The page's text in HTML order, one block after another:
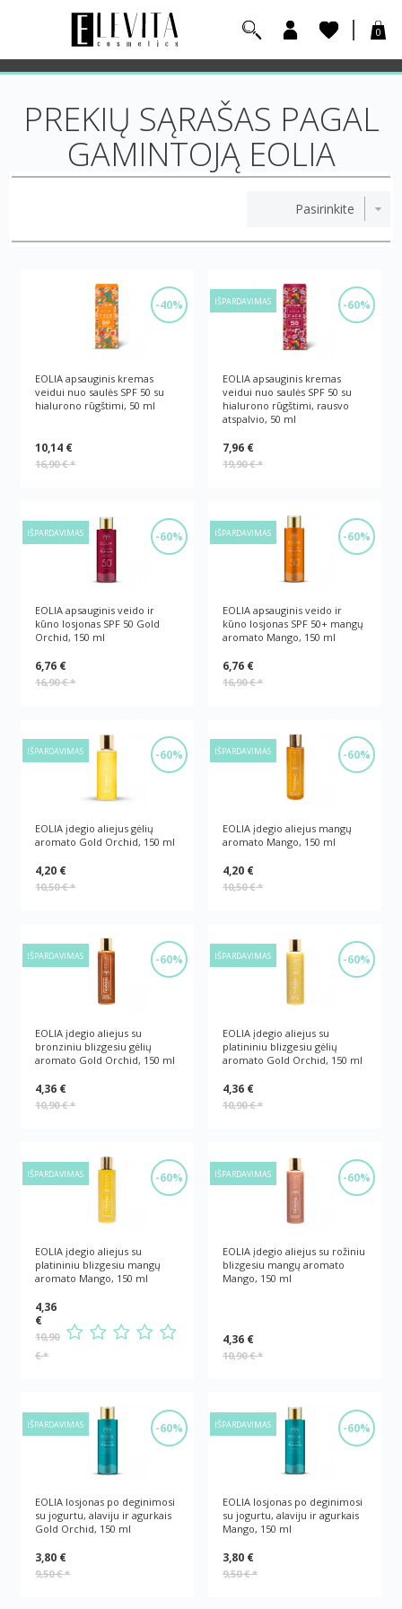
0
PREKIŲ SĄRAŠAS PAGAL
GAMINTOJĄ EOLIA
-40%
EOLIA apsauginis kremas
veidui nuo saulės SPF 50 su
hialurono rūgštimi, 50 ml
10,14 €
16,90 €*
-60%
IŠPARDAVIMAS
EOLIA apsauginis kremas
veidui nuo saulės SPF 50 su
hialurono rūgštimi, rausvo
atspalvio, 50 ml
7,96 €
19,90 €*
-60%
IŠPARDAVIMAS
EOLIA apsauginis veido ir
kūno losjonas SPF 50 Gold
Orchid, 150 ml
6,76 €
16,90 €*
-60%
IŠPARDAVIMAS
EOLIA apsauginis veido ir
kūno losjonas SPF 50+ mangų
aromato Mango, 150 ml
6,76 €
16,90 €*
-60%
IŠPARDAVIMAS
EOLIA įdegio aliejus gėlių
aromato Gold Orchid, 150 ml
4,20 €
10,50 €*
-60%
IŠPARDAVIMAS
EOLIA įdegio aliejus mangų
aromato Mango, 150 ml
4,20 €
10,50 €*
-60%
IŠPARDAVIMAS
EOLIA įdegio aliejus su
bronziniu blizgesiu gėlių
aromato Gold Orchid, 150 ml
4,36 €
10,90 €*
-60%
IŠPARDAVIMAS
EOLIA įdegio aliejus su
platininiu blizgesiu gėlių
aromato Gold Orchid, 150 ml
4,36 €
10,90 €*
-60%
IŠPARDAVIMAS
EOLIA įdegio aliejus su
platininiu blizgesiu mangų
aromato Mango, 150 ml
4,36
€
10,90
€*
-60%
IŠPARDAVIMAS
EOLIA įdegio aliejus su rožiniu
blizgesiu mangų aromato
Mango, 150 ml
4,36 €
10,90 €*
-60%
IŠPARDAVIMAS
EOLIA losjonas po deginimosi
su jogurtu, alaviju ir agurkais
Gold Orchid, 150 ml
3,80 €
9,50 €*
-60%
IŠPARDAVIMAS
EOLIA losjonas po deginimosi
su jogurtu, alaviju ir agurkais
Mango, 150 ml
3,80 €
9,50 €*